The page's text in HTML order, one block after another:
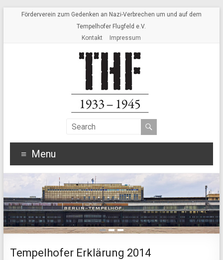
Förderverein zum Gedenken an Nazi-Verbrechen um und auf dem
Tempelhofer Flugfeld e.V.
Kontakt
Impressum
Menu
1 2 3
Tempelhofer Erklärung 2014